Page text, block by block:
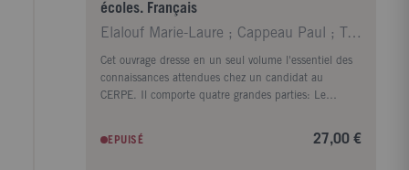
écoles. Français
Elalouf Marie-Laure ; Cappeau Paul ; Tisset Carole
Cet ouvrage dresse en un seul volume l'essentiel des
connaissances attendues chez un candidat au
CERPE. Il comporte quatre grandes parties: Le
lecteur un commentaire précis des textes officiels et
une présentation des différentes parties de l'épreuve.
EPUISÉ 27,00 €